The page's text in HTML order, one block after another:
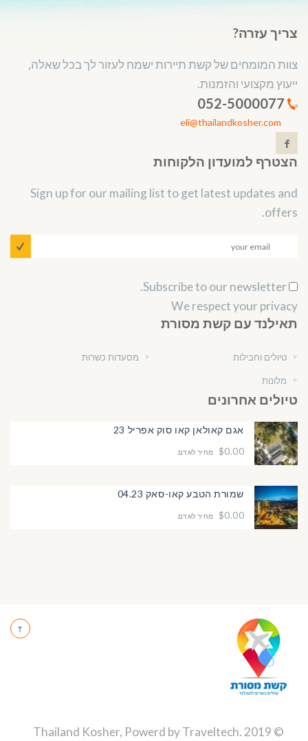
צריך עזרה?
צוות המומחים של קשת תיירות ישמח לעזור לך בכל שאלה,
ייעוץ מקצועי והזמנות.
eli@thailandkosher.com
הצטרף למועדון הלקוחות
Sign up for our mailing list to get latest updates and
offers.
We respect your privacy
תאילנד עם קשת מסורת
טיולים וחבילות
מלונות
מסעדות כשרות
טיולים אחרונים
אגם קאולאן קאו סוק אפריל 23
$0.00
מחיר לאדם
שמורת הטבע קאו-סאק 04.23
$0.00
מחיר לאדם
© 2019 Thailand Kosher, Powerd by
Traveltech.